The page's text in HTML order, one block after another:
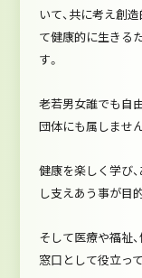
いて、共に考え創
て健康的に生きる
す。
老若男女誰でも自
団体にも属しません
健康を楽しく学び
し支えあう事が目
そして医療や福祉
窓口として役立っ